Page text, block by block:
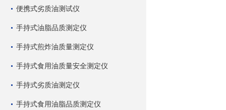
便携式劣质油测试仪
手持式油脂品质测定仪
手持式煎炸油质量测定仪
手持式食用油质量安全测定仪
手持式劣质油测定仪
手持式食用油脂品质测定仪